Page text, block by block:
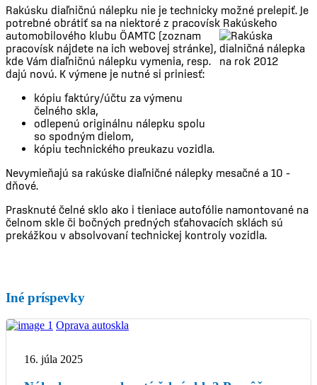
Rakúsku diaľničnú nálepku nie je technicky možné prelepiť. Je
potrebné obrátiť sa na niektoré z pracovísk Rakúskeho
automobilového klubu ÖAMTC (zoznam
pracovísk nájdete na ich webovej stránke),
kde Vám diaľničnú nálepku vymenia, resp.
dajú novú. K výmene je nutné si priniesť:
kópiu faktúry/účtu za výmenu
čelného skla,
odlepenú originálnu nálepku spolu
so spodným dielom,
kópiu technického preukazu vozidla.
Nevymieňajú sa rakúske diaľničné nálepky mesačné a 10 –
dňové.
Prasknuté čelné sklo ako i tieniace autofólie namontované na
čelnom skle či bočných predných sťahovacích sklách sú
prekážkou v absolvovaní technickej kontroly vozidla.
Iné príspevky
Oprava autoskla
16. júla 2025